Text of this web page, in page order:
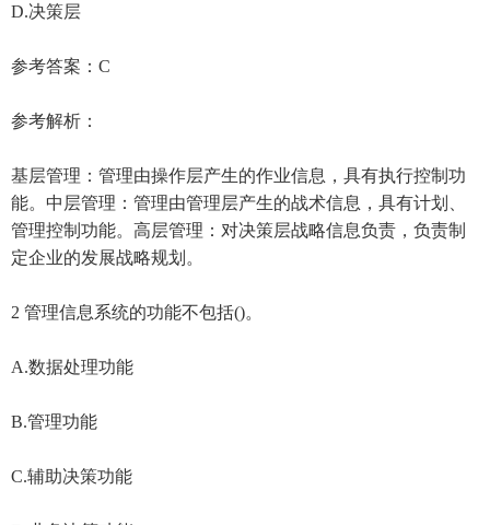
D.决策层
参考答案：C
参考解析：
基层管理：管理由操作层产生的作业信息，具有执行控制功
能。中层管理：管理由管理层产生的战术信息，具有计划、
管理控制功能。高层管理：对决策层战略信息负责，负责制
定企业的发展战略规划。
2 管理信息系统的功能不包括()。
A.数据处理功能
B.管理功能
C.辅助决策功能